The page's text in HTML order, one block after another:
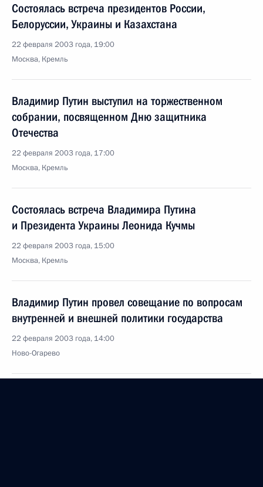
Состоялась встреча президентов России,
Белоруссии, Украины и Казахстана
22 февраля 2003 года, 19:00
Москва, Кремль
Владимир Путин выступил на торжественном
собрании, посвященном Дню защитника
Отечества
22 февраля 2003 года, 17:00
Москва, Кремль
Состоялась встреча Владимира Путина
и Президента Украины Леонида Кучмы
22 февраля 2003 года, 15:00
Москва, Кремль
Владимир Путин провел совещание по вопросам
внутренней и внешней политики государства
22 февраля 2003 года, 14:00
Ново-Огарево